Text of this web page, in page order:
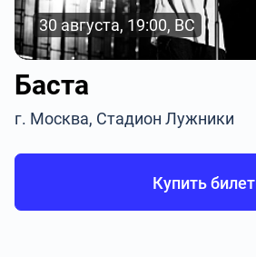
30 августа, 19:00, ВС
Баста
г. Москва, Стадион Лужники
Купить билет